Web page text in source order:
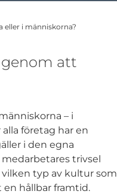
eller i människorna?
genom att
– i
företag har en
i den egna
trivsel
typ av kultur som
hållbar framtid.